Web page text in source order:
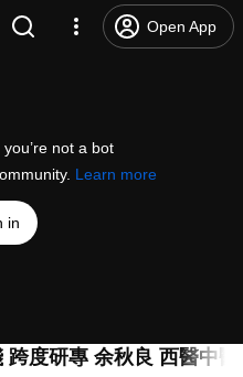
Open App
not a bot
Learn more
in
度研專 余秋良 西醫中